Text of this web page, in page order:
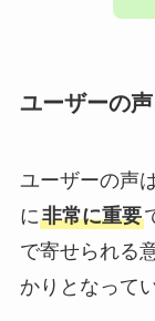
ユーザーの
ユーザーの声
に非常に重要
で寄せられる
かりとなって